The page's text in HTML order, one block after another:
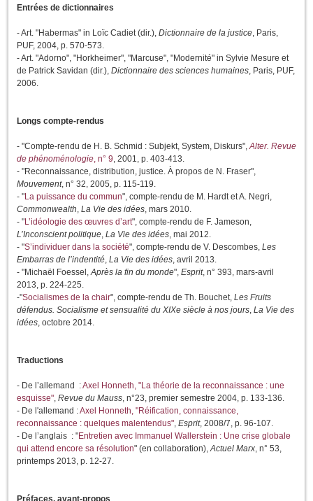
Entrées de dictionnaires
- Art. "Habermas" in Loïc Cadiet (dir.), Dictionnaire de la justice, Paris,
PUF, 2004, p. 570-573.
- Art. "Adorno", "Horkheimer", "Marcuse", "Modernité" in Sylvie Mesure et
de Patrick Savidan (dir.), Dictionnaire des sciences humaines, Paris, PUF,
2006.
Longs compte-rendus
- "Compte-rendu de H. B. Schmid : Subjekt, System, Diskurs",Alter. Revue
de phénoménologie, n° 9, 2001, p. 403-413.
- "Reconnaissance, distribution, justice. À propos de N. Fraser",
Mouvement, n° 32, 2005, p. 115-119.
- "La puissance du commun", compte-rendu de M. Hardt et A. Negri,
Commonwealth, La Vie des idées, mars 2010.
- "L’idéologie des œuvres d’art", compte-rendu de F. Jameson,
L’Inconscient politique, La Vie des idées, mai 2012.
- "S’individuer dans la société", compte-rendu de V. Descombes, Les
Embarras de l’indentité, La Vie des idées, avril 2013.
- "Michaël Foessel,Après la fin du monde", Esprit, n° 393, mars-avril
2013, p. 224-225.
-"Socialismes de la chair", compte-rendu de Th. Bouchet, Les Fruits
défendus. Socialisme et sensualité du XIXe siècle à nos jours, La Vie des
idées, octobre 2014.
Traductions
- De l’allemand :Axel Honneth, "La théorie de la reconnaissance : une
esquisse", Revue du Mauss, n°23, premier semestre 2004, p. 133-136.
- De l'allemand :Axel Honneth, "Réification, connaissance,
reconnaissance : quelques malentendus", Esprit, 2008/7, p. 96-107.
- De l’anglais : "Entretien avec Immanuel Wallerstein : Une crise globale
qui attend encore sa résolution" (en collaboration),Actuel Marx, n° 53,
printemps 2013, p. 12-27.